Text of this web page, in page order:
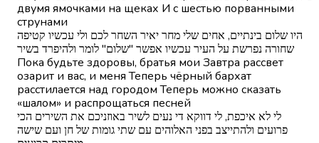
двумя ямочками на щеках И с шестью порванными
струнами
היו שלום בינתיים, אחים שלי מחר יאיר השחר לכם ולי עכשיו קטיפה
שחורה נפרשת על העיר עכשיו אפשר "שלום" לומר ולהיפרד בשיר
Пока будьте здоровы, братья мои Завтра рассвет
озарит и вас, и меня Теперь чёрный бархат
расстилается над городом Теперь можно сказать
«шалом» и распрощаться песней
לי לא איכפת, לי דווקא די נעים לשיר באוזניכם את השירים הכי
פרועים ולהתייצב בפני האלוהים עם שתי גומות של חן ועם שישה